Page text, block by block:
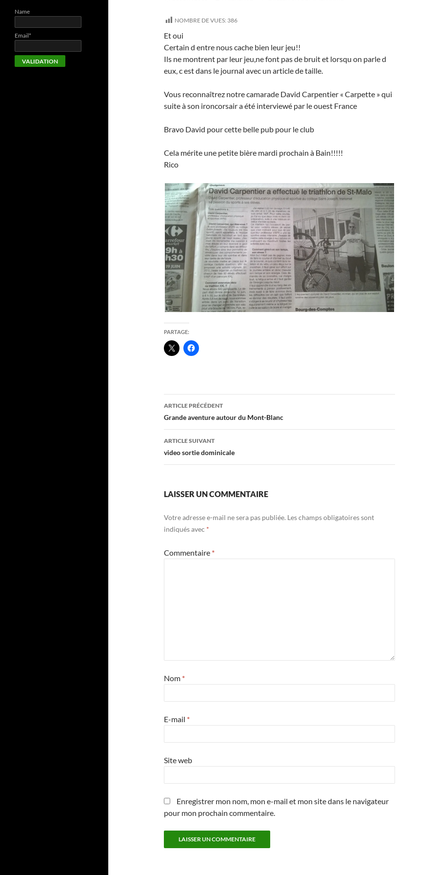
NOMBRE DE VUES: 386
Et oui
Certain d entre nous cache bien leur jeu!!
Ils ne montrent par leur jeu,ne font pas de bruit et lorsqu on parle d
eux, c est dans le journal avec un article de taille.
Vous reconnaîtrez notre camarade David Carpentier « Carpette » qui
suite à son ironcorsair a été interviewé par le ouest France
Bravo David pour cette belle pub pour le club
Cela mérite une petite bière mardi prochain à Bain!!!!!
Rico
PARTAGE:
Navigation
des
articles
ARTICLE PRÉCÉDENT
Grande aventure autour du Mont-Blanc
ARTICLE SUIVANT
video sortie dominicale
LAISSER UN COMMENTAIRE
Votre adresse e-mail ne sera pas publiée. Les champs obligatoires sont
indiqués avec *
Commentaire *
Nom *
E-mail *
Site web
Enregistrer mon nom, mon e-mail et mon site dans le navigateur
pour mon prochain commentaire.
Name
Email*